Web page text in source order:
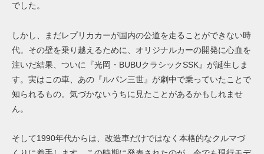
でした。
しかし、まだレプリカカーが国内の公道を走ることができない時
代。その壁を乗り越えるために、オリジナルカーの開発に心血を
注いだ結果、ついに『光岡・BUBUクラシックSSK』が誕生しま
す。実はこの車、あの『ルパン三世』が劇中で乗っていたことで
知られるもの。気づかないうちに見たことがあるかもしれませ
ん。
そして1990年代からは、改造車だけではなく本格的なクルマづ